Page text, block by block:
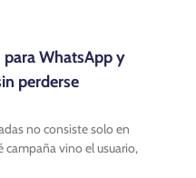
WhatsApp y
perderse
no consiste solo en
campaña vino el usuario,